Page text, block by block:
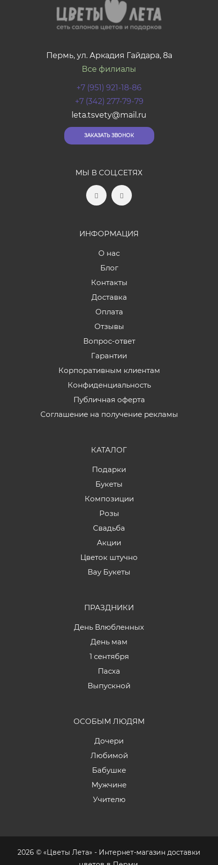
Пермь, ул. Аркадия Гайдара, 8а
Все филиалы
+7 (951) 921-18-86
+7 (342) 277-79-79
leta.tsvety@mail.ru
ЗАКАЗАТЬ ЗВОНОК
МЫ В СОЦ.СЕТЯХ
ИНФОРМАЦИЯ
О нас
Блог
Контакты
Доставка
Оплата
Отзывы
Вопрос-ответ
Гарантии
Корпоративным клиентам
Конфиденциальность
Публичная оферта
Соглашение на получение рекламы
КАТАЛОГ
Подарки
Букеты
Композиции
Розы
Свадьба
Акции
Цветок штучно
Вау Букеты
ПРАЗДНИКИ
День Влюбленных
День мам
1 сентября
Пасха
Выпускной
ОСОБЫМ ЛЮДЯМ
Дочери
Любимой
Бабушке
Мужчине
Учителю
2026 © «Цветы Лета» - Интернет-магазин доставки